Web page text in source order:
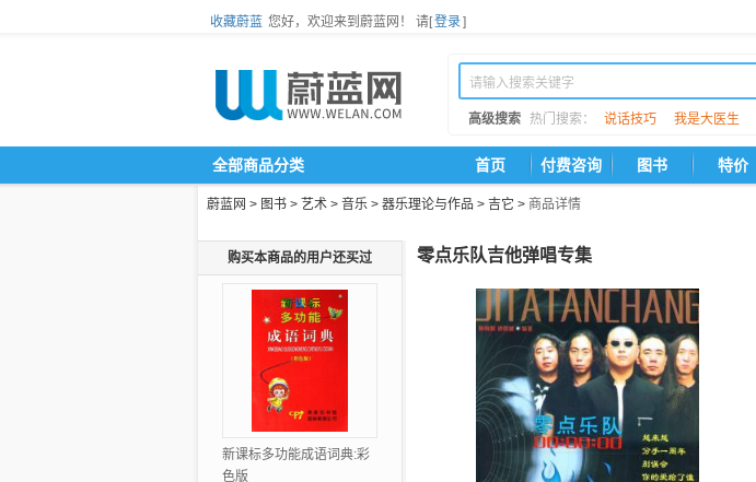
收藏蔚蓝 您好，欢迎来到蔚蓝网！ 请[登录]
高级搜索 热门搜索： 说话技巧 我是大医生
全部商品分类 首页 付费咨询 图书 特价
蔚蓝网 > 图书 > 艺术 > 音乐 > 器乐理论与作品 > 吉它 > 商品详情
购买本商品的用户还买过
新课标多功能成语词典:彩
色版
零点乐队吉他弹唱专集